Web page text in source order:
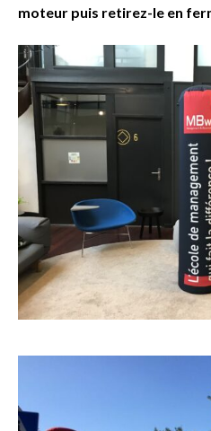
moteur puis retirez-le en